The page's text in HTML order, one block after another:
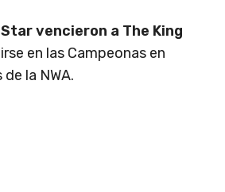
vencieron a The King
en las Campeonas en
la NWA.